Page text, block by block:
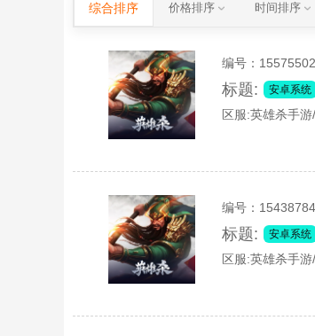
综合排序 价格排序 时间排序
编号： 15575502
标题: 安卓系统
区服:英雄杀手
编号： 15438784
标题: 安卓系统
区服:英雄杀手